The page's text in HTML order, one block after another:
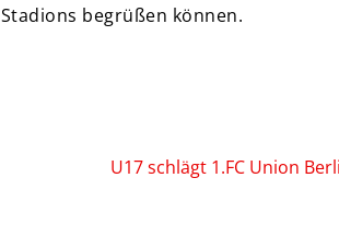
Stadions begrüßen können.
U17 schlägt 1.FC Union